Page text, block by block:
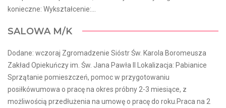
konieczne: Wykształcenie:...
SALOWA M/K
Dodane: wczoraj Zgromadzenie Sióstr Św. Karola Boromeusza
Zakład Opiekuńczy im. Św. Jana Pawła II Lokalizacja: Pabianice
Sprzątanie pomieszczeń, pomoc w przygotowaniu
posiłkówumowa o pracę na okres próbny 2-3 miesiące, z
możliwością przedłużenia na umowę o pracę do roku.Praca na 2